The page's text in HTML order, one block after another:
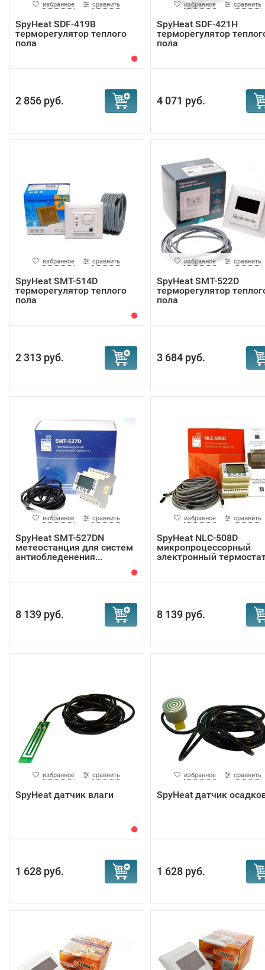
избранное сравнить
SpyHeat SDF-419B
терморегулятор теплого
пола
2 856 руб.
избранное сравнить
SpyHeat SDF-421H
терморегулятор
пола
4 071 руб.
избранное сравнить
SpyHeat SMT-514D
терморегулятор теплого
пола
2 313 руб.
избранное сравнить
SpyHeat SMT-522D
терморегулятор
пола
3 684 руб.
избранное сравнить
SpyHeat SMT-527DN
метеостанция для систем
антиобледенения...
8 139 руб.
избранное сравнить
SpyHeat NLC-508D
микропроцессорный
электронный
8 139 руб.
избранное сравнить
SpyHeat датчик влаги
1 628 руб.
избранное сравнить
SpyHeat датчик
1 628 руб.